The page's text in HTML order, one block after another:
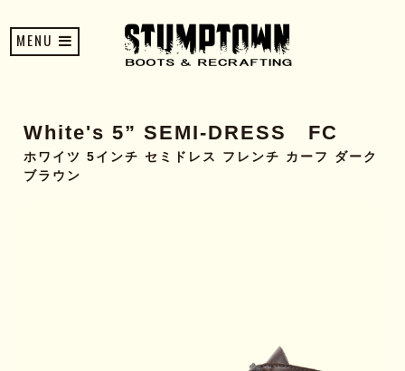
MENU
White's 5” SEMI-DRESS FC
ホワイツ 5インチ セミドレス フレンチ カーフ ダーク
ブラウン